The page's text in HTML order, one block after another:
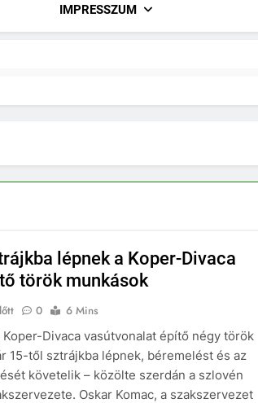
IMPRESSZUM
lépnek a Koper-Divaca
török munkások
0
6 Mins
Divaca vasútvonalat építő négy török
15-től sztrájkba lépnek, béremelést és az
követelik – közölte szerdán a szlovén
Oskar Komac, a szakszervezet